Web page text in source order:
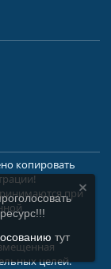
копировать
при
целей.
тут